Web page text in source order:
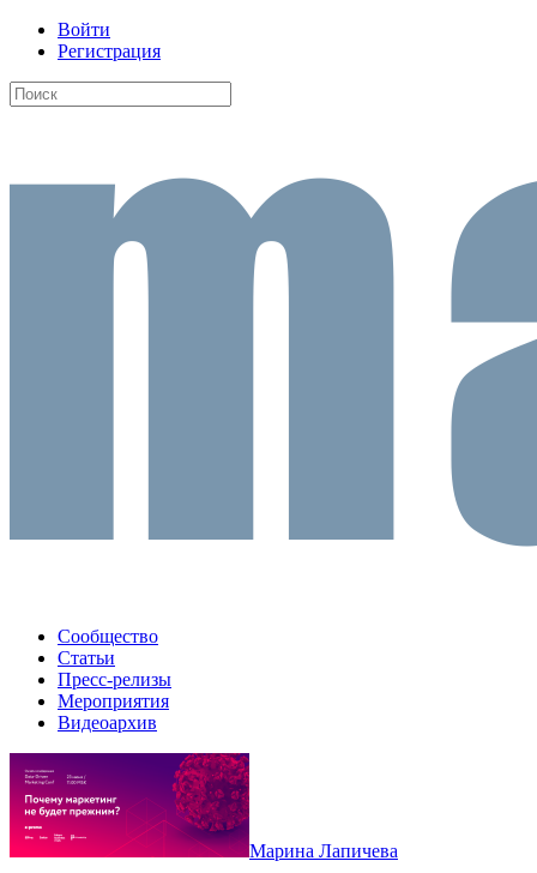
Войти
Регистрация
Сообщество
Статьи
Пресс-релизы
Мероприятия
Видеоархив
Марина Лапичева